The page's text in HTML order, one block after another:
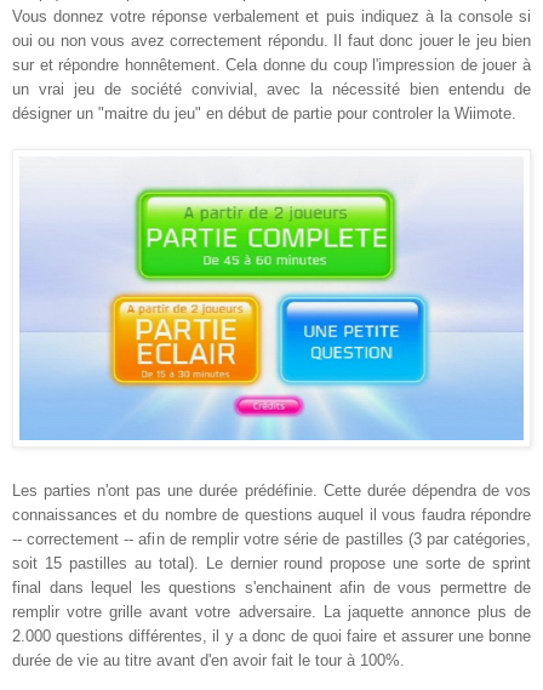
Vous donnez votre réponse verbalement et puis indiquez à la console si
oui ou non vous avez correctement répondu. Il faut donc jouer le jeu bien
sur et répondre honnêtement. Cela donne du coup l'impression de jouer à
un vrai jeu de société convivial, avec la nécessité bien entendu de
désigner un "maitre du jeu" en début de partie pour controler la Wiimote.
Les parties n'ont pas une durée prédéfinie. Cette durée dépendra de vos
connaissances et du nombre de questions auquel il vous faudra répondre
-- correctement -- afin de remplir votre série de pastilles (3 par catégories,
soit 15 pastilles au total). Le dernier round propose une sorte de sprint
final dans lequel les questions s'enchainent afin de vous permettre de
remplir votre grille avant votre adversaire. La jaquette annonce plus de
2.000 questions différentes, il y a donc de quoi faire et assurer une bonne
durée de vie au titre avant d'en avoir fait le tour à 100%.